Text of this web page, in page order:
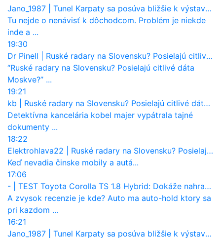
Jano_1987
Tunel Karpaty sa posúva bližšie k výstavbe. NDS urobila dôležitý krok
Tu nejde o nenávisť k dôchodcom. Problém je niekde
inde a ...
19:30
Dr Pinell
Ruské radary na Slovensku? Posielajú citlivé dáta Moskve?
“Ruské radary na Slovensku? Posielajú citlivé dáta
Moskve?” ...
19:21
kb
Ruské radary na Slovensku? Posielajú citlivé dáta Moskve?
Detektívna kancelária kobel majer vypátrala tajné
dokumenty ...
18:22
Elektrohlava22
Ruské radary na Slovensku? Posielajú citlivé dáta Moskve?
Keď nevadia činske mobily a autá...
17:06
-
TEST Toyota Corolla TS 1.8 Hybrid: Dokáže nahradiť naftové kombi?
A zvysok recenzie je kde? Auto ma auto-hold ktory sa
pri kazdom ...
16:21
Jano_1987
Tunel Karpaty sa posúva bližšie k výstavbe. NDS urobila dôležitý krok